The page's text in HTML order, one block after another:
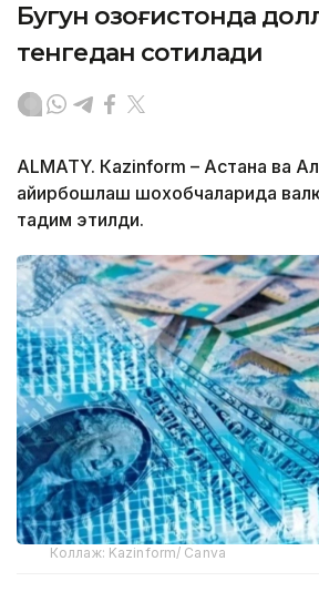
Бугун Қозоғистонда
тенгедан сотилади
ALMATY. Кazinform – Астана ва
айирбошлаш шохобчаларида
тақдим этилди.
Коллаж: Kazinform/ Canva